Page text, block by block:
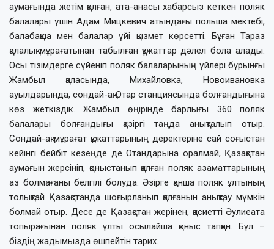
аумағында жетім қалған, ата-анасы хабарсыз кеткен поляк
балалары үшін Адам Мицкевич атындағы польша мектебі,
балабақша мен балалар үйі қызмет көрсетті. Бұған Тараз
қалалық мұрағатынан табылған құжаттар дәлел бола алады.
Осы тізімдерге сүйеніп поляк балаларының үйлері бұрынғы
Жамбыл қаласында, Михайловка, Новоивановка
ауылдарында, сондай-ақ Отар станциясында болғандығына
көз жеткіздік. Жамбыл өңірінде барлығы 360 поляк
балалары болғандығы қазіргі таңда анықталып отыр.
Сондай-ақ мұрағат құжаттарының деректеріне сай соғыстан
кейінгі бейбіт кезеңде де Отандарына оралмай, Қазақстан
аумағын жерсініп, қоныстанып қалған поляк азаматтарының
аз болмағаны белгілі болуда. Әзірге қанша поляк ұлтының
толықтай Қазақстанда шоғырланып қалғанын анықтау мүмкін
болмай отыр. Десе де Қазақстан жерінен, қасиетті Әулиеата
топырағынан поляк ұлты осылайша қоныс тапқан. Бұл –
біздің жадымызда өшпейтін тарих.